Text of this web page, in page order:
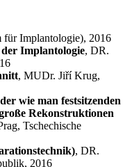
für Implantologie), 2016
Implantologie, DR.
, MUDr. Jiří Krug,
wie man festsitzenden
Rekonstruktionen
Tschechische
, DR.
2016